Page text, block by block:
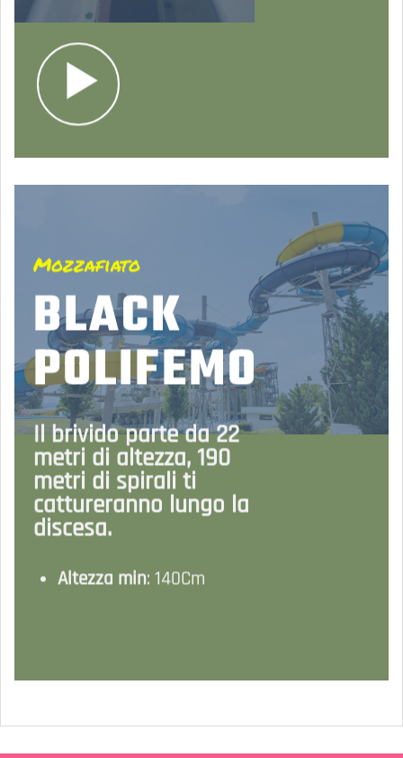
Mozzafiato
BLACK
POLIFEMO
Il brivido parte da 22
metri di altezza, 190
metri di spirali ti
cattureranno lungo la
discesa.
Altezza min: 140Cm